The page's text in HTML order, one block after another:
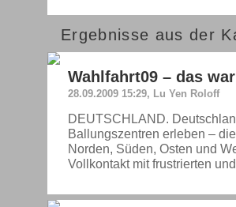
Ergebnisse aus der
Wahlfahrt09 – das
28.09.2009 15:29, Lu Yen Roloff
DEUTSCHLAND.
Ballungszentren erleben –
Norden, Süden, Osten und
Vollkontakt mit frustrierten